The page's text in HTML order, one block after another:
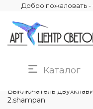
Добро пожаловать
Каталог
Выключатель
2.shampan